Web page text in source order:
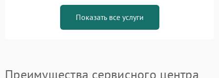
Показать все услуги
Преимущества сервисного центра